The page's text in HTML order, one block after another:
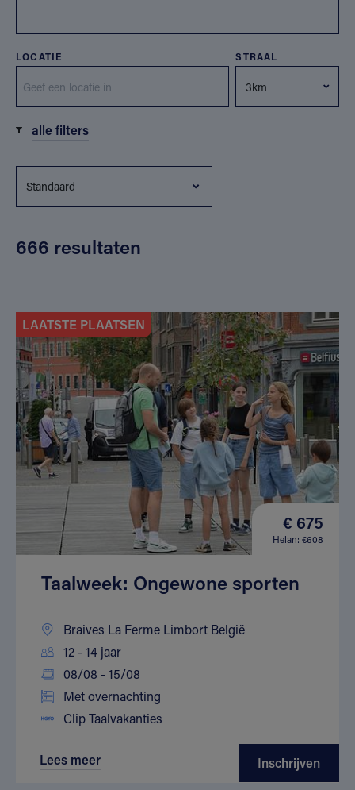
LOCATIE STRAAL
alle filters
666 resultaten
LAATSTE PLAATSEN
€ 675
Helan: €608
Taalweek: Ongewone sporten
Braives La Ferme Limbort België
12 - 14 jaar
08/08 - 15/08
Met overnachting
Clip Taalvakanties
Lees meer Inschrijven